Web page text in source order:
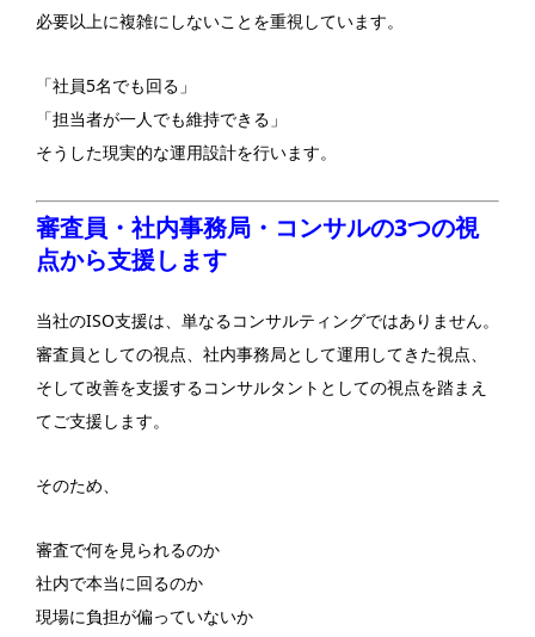
必要以上に複雑にしないことを重視しています。
「社員5名でも回る」
「担当者が一人でも維持できる」
そうした現実的な運用設計を行います。
審査員・社内事務局・コンサルの3つの視
点から支援します
当社のISO支援は、単なるコンサルティングではありません。
審査員としての視点、社内事務局として運用してきた視点、
そして改善を支援するコンサルタントとしての視点を踏まえ
てご支援します。
そのため、
審査で何を見られるのか
社内で本当に回るのか
現場に負担が偏っていないか